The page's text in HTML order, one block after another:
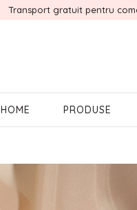
Transport gratuit pentru
HOME PRODUSE